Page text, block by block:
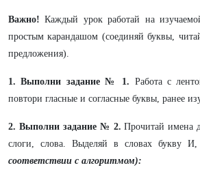
Важно! Каждый урок работай на
простым карандашом (соединяй буквы,
предложения).
1. Выполни задание № 1. Работа с
повтори гласные и согласные буквы, ранее
2. Выполни задание № 2. Прочитай имена
слоги, слова. Выделяй в словах букву
соответствии с алгоритмом):